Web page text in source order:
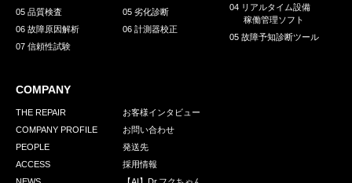
05 品質検査
06 故障原因解析
07 信頼性試験
05 劣化診断
06 計測器校正
04 リアルタイム設備
稼働管理ソフト
05 故障予知診断ツール
COMPANY
THE REPAIR
COMPANY PROFILE
PEOPLE
ACCESS
お客様インタビュー
お問い合わせ
発送先
採用情報